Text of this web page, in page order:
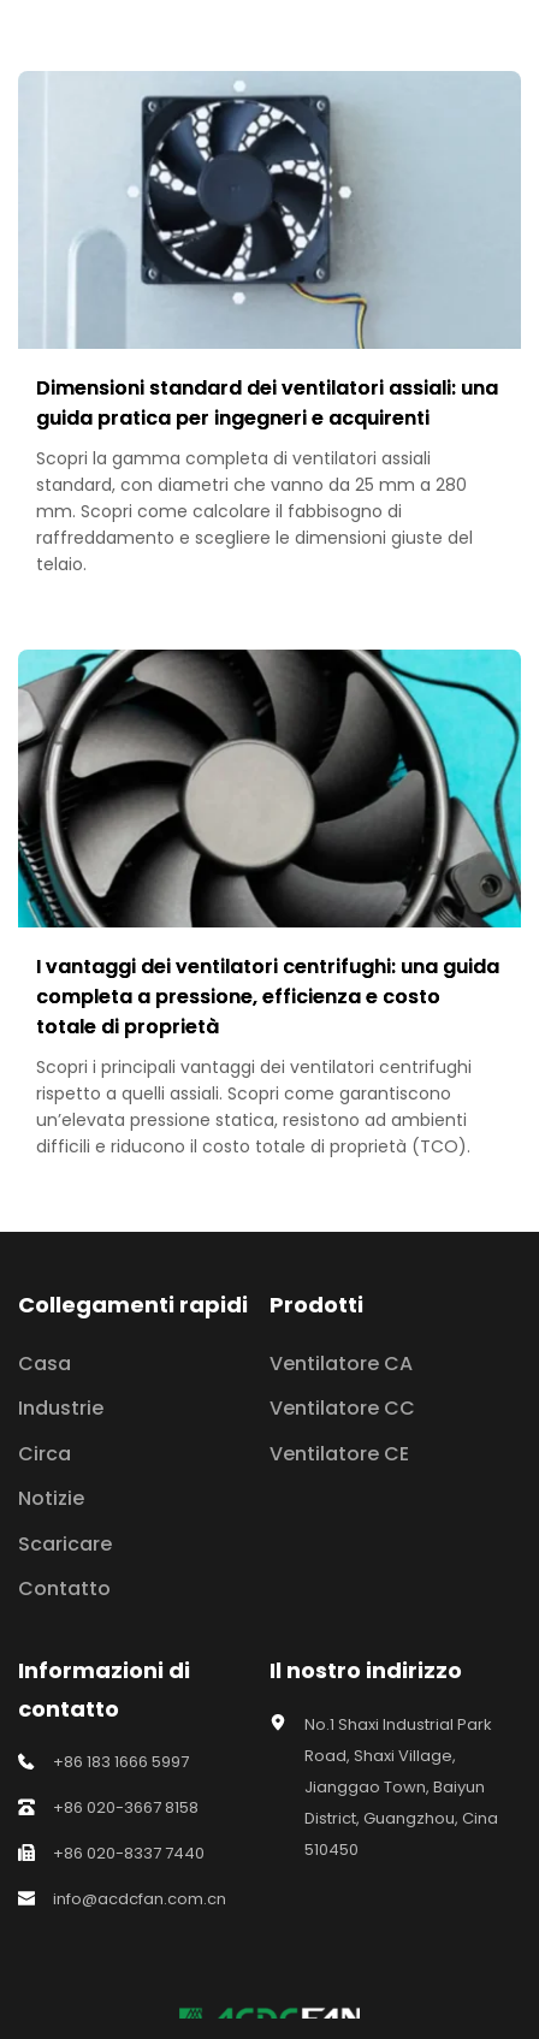
Dimensioni standard dei ventilatori assiali: una
guida pratica per ingegneri e acquirenti
Scopri la gamma completa di ventilatori assiali
standard, con diametri che vanno da 25 mm a 280
mm. Scopri come calcolare il fabbisogno di
raffreddamento e scegliere le dimensioni giuste del
telaio.
I vantaggi dei ventilatori centrifughi: una guida
completa a pressione, efficienza e costo
totale di proprietà
Scopri i principali vantaggi dei ventilatori centrifughi
rispetto a quelli assiali. Scopri come garantiscono
un’elevata pressione statica, resistono ad ambienti
difficili e riducono il costo totale di proprietà (TCO).
Collegamenti rapidi
Casa
Industrie
Circa
Notizie
Scaricare
Contatto
Prodotti
Ventilatore CA
Ventilatore CC
Ventilatore CE
Informazioni di
contatto
+86 183 1666 5997
+86 020-3667 8158
+86 020-8337 7440
info@acdcfan.com.cn
Il nostro indirizzo
No.1 Shaxi Industrial Park
Road, Shaxi Village,
Jianggao Town, Baiyun
District, Guangzhou, Cina
510450